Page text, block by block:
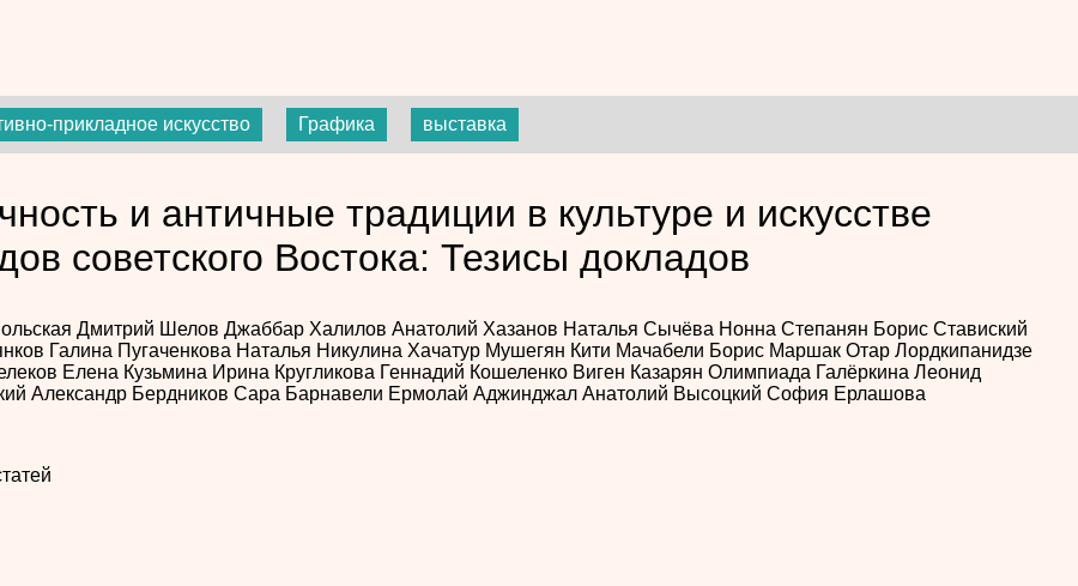
прикладное искусство Графика выставка
и античные традиции в культуре и искусстве
советского Востока: Тезисы докладов
Дмитрий Шелов Джаббар Халилов Анатолий Хазанов Наталья Сычёва Нонна Степанян Борис Ставиский
Галина Пугаченкова Наталья Никулина Хачатур Мушегян Кити Мачабели Борис Маршак Отар Лордкипанидзе
Елена Кузьмина Ирина Кругликова Геннадий Кошеленко Виген Казарян Олимпиада Галёркина Леонид
Александр Бердников Сара Барнавели Ермолай Аджинджал Анатолий Высоцкий София Ерлашова